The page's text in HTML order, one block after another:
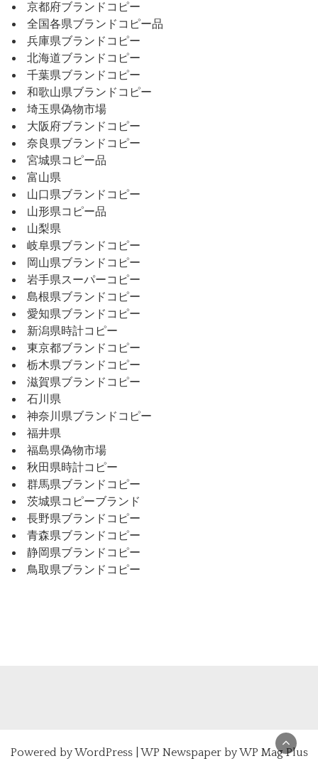
京都府ブランドコピー
全国各県ブランドコピー品
兵庫県ブランドコピー
北海道ブランドコピー
千葉県ブランドコピー
和歌山県ブランドコピー
埼玉県偽物市場
大阪府ブランドコピー
奈良県ブランドコピー
宮城県コピー品
富山県
山口県ブランドコピー
山形県コピー品
山梨県
岐阜県ブランドコピー
岡山県ブランドコピー
岩手県スーパーコピー
島根県ブランドコピー
愛知県ブランドコピー
新潟県時計コピー
東京都ブランドコピー
栃木県ブランドコピー
滋賀県ブランドコピー
石川県
神奈川県ブランドコピー
福井県
福島県偽物市場
秋田県時計コピー
群馬県ブランドコピー
茨城県コピーブランド
長野県ブランドコピー
青森県ブランドコピー
静岡県ブランドコピー
鳥取県ブランドコピー
Powered byWordPress| WP Newspaper by WP Mag Plus